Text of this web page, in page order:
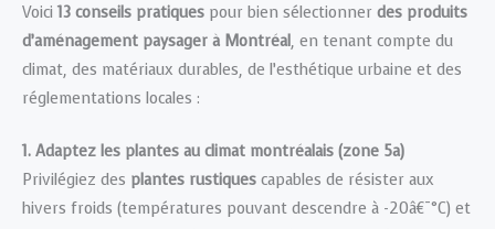
Voici 13 conseils pratiques pour bien sélectionner des produits
d’aménagement paysager à Montréal, en tenant compte du
climat, des matériaux durables, de l’esthétique urbaine et des
réglementations locales :
1. Adaptez les plantes au climat montréalais (zone 5a)
Privilégiez des plantes rustiques capables de résister aux
hivers froids (températures pouvant descendre à -20â€¯°C) et